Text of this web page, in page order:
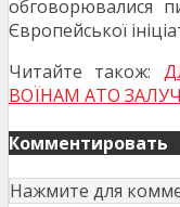
обговорювалися
Європейської
Читайте також:
ВОЇНАМ АТО
Комментировать
Нажмите для